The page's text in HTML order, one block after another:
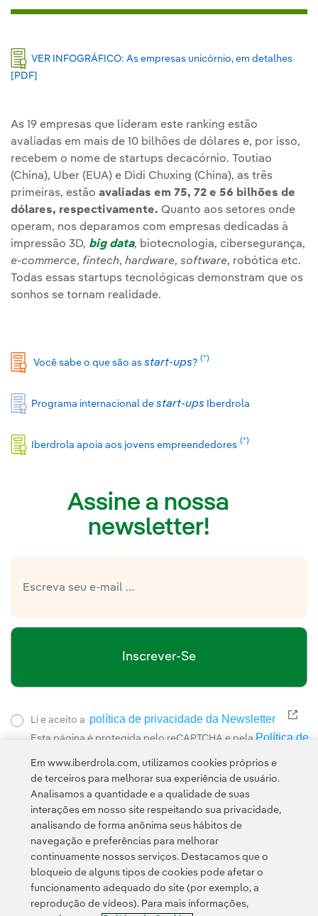
VER INFOGRÁFICO: As empresas unicórnio, em detalhes
[PDF]
As 19 empresas que lideram este ranking estão
avaliadas em mais de 10 bilhões de dólares e, por isso,
recebem o nome de startups decacórnio. Toutiao
(China), Uber (EUA) e Didi Chuxing (China), as três
primeiras, estão avaliadas em 75, 72 e 56 bilhões de
dólares, respectivamente. Quanto aos setores onde
operam, nos deparamos com empresas dedicadas à
impressão 3D, big data, biotecnologia, cibersegurança,
e-commerce, fintech, hardware, software, robótica etc.
Todas essas startups tecnológicas demonstram que os
sonhos se tornam realidade.
Você sabe o que são as start-ups? (*)
Programa internacional de start-ups Iberdrola
Iberdrola apoia aos jovens empreendedores (*)
Assine a nossa
newsletter!
Inscrever-Se
Li e aceito a política de privacidade da Newsletter Link
Esta página é protegida pelo reCAPTCHA e pela Política de
Contato Clientes Política de Privacidade Informação legal
Transparência no uso da IA Política de cookies Configuração de cookies
Acessibilidade Canal de denúncias
Em www.iberdrola.com, utilizamos cookies próprios e
de terceiros para melhorar sua experiência de usuário.
Analisamos a quantidade e a qualidade de suas
interações em nosso site respeitando sua privacidade,
analisando de forma anônima seus hábitos de
navegação e preferências para melhorar
continuamente nossos serviços. Destacamos que o
bloqueio de alguns tipos de cookies pode afetar o
funcionamento adequado do site (por exemplo, a
reprodução de vídeos). Para mais informações,